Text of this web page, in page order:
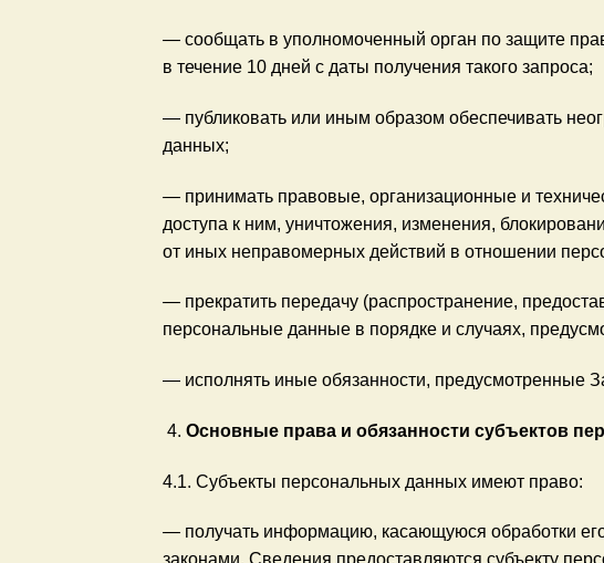
— сообщать в уполномоченный орган по защите
в течение 10 дней с даты получения такого запроса;
— публиковать или иным образом обеспечивать
данных;
— принимать правовые, организационные и
доступа к ним, уничтожения, изменения,
от иных неправомерных действий в отношении
— прекратить передачу (распространение,
персональные данные в порядке и случаях,
— исполнять иные обязанности, предусмотренные
Основные права и обязанности субъектов
4.1. Субъекты персональных данных имеют право:
— получать информацию, касающуюся обработки